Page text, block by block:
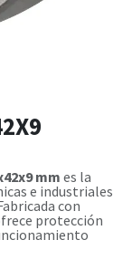
mmes la
e industriales
con
protección